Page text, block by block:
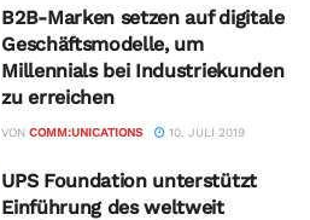
B2B-Marken setzen auf digitale
Geschäftsmodelle, um
Millennials bei Industriekunden
zu erreichen
VON COMM:UNICATIONS 10. JULI 2019
UPS Foundation unterstützt
Einführung des weltweit